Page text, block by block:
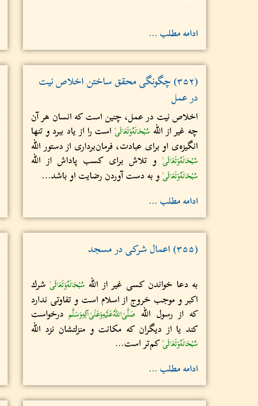
ادامه مطلب …
(۳۵۲) چگونگی محقق ساختن اخلاص نیت
در عمل
اخلاص نیت در عمل، چنین است که انسان هر آن‌
چه غیر از الله سُبْحَانَهُ‌وَتَعَالَى است را از یاد ببرد و تنها
انگیزه‌ی او برای عبادت، فرمان‌برداری از دستور الله
سُبْحَانَهُ‌وَتَعَالَى و تلاش برای کسب پاداش از الله
سُبْحَانَهُ‌وَتَعَالَى و به دست آوردن رضایت او باشد...
ادامه مطلب …
(۳۵۵) اعمال شرکی در مسجد
به دعا خواندن کسی غير از الله سُبْحَانَهُ‌وَتَعَالَى شرك
اكبر و موجب خروج از اسلام است و تفاوتی ندارد
که از رسول اللهصَلَّىٰ‌اللهُ‌عَلَيْهِ‌وَعَلَىٰ‌آلِهِ‌وَسَلَّم درخواست
کند یا از دیگران که مکانت و منزلتشان نزد الله
سُبْحَانَهُ‌وَتَعَالَىکم‌تر است...
ادامه مطلب …